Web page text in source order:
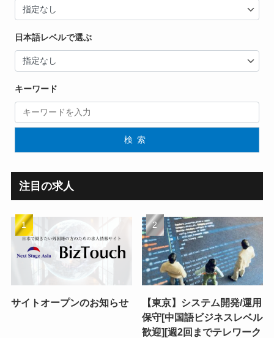
日本語レベルで選ぶ
キーワード
検索
注目の求人
サイトオープンのお知らせ
【東京】システム開発/運用
保守[中国語ビジネスレベル
歓迎][週2回までテレワーク